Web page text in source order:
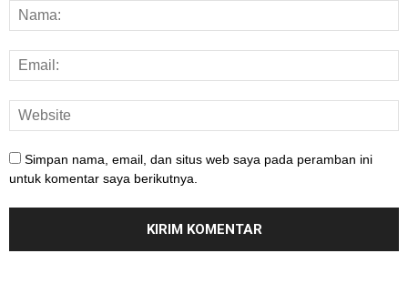
Simpan nama, email, dan situs web saya pada peramban ini
untuk komentar saya berikutnya.